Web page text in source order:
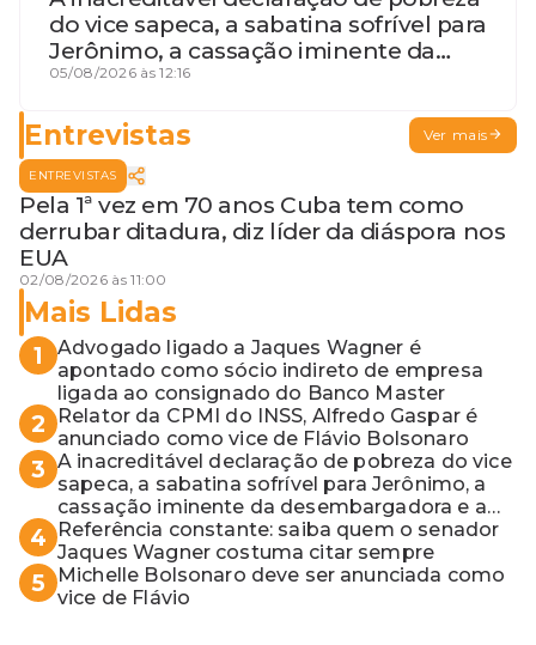
do vice sapeca, a sabatina sofrível para
Jerônimo, a cassação iminente da
desembargadora e a vaga do Quinto
05/08/2026 às 12:16
Entrevistas Ver mais
ENTREVISTAS
Pela 1ª vez em 70 anos Cuba tem como
derrubar ditadura, diz líder da diáspora nos
EUA
02/08/2026 às 11:00
Mais Lidas
1
Advogado ligado a Jaques Wagner é
apontado como sócio indireto de empresa
ligada ao consignado do Banco Master
2
Relator da CPMI do INSS, Alfredo Gaspar é
anunciado como vice de Flávio Bolsonaro
3 A inacreditável declaração de pobreza do vice
sapeca, a sabatina sofrível para Jerônimo, a
cassação iminente da desembargadora e a
vaga do Quinto para o MP baiano
4
Referência constante: saiba quem o senador
Jaques Wagner costuma citar sempre
5
Michelle Bolsonaro deve ser anunciada como
vice de Flávio